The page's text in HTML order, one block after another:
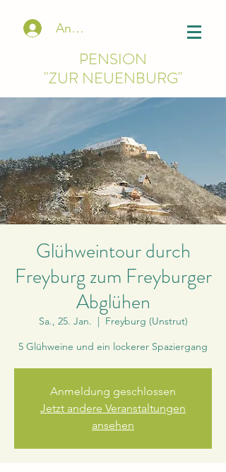
Anmelden
PENSION
"ZUR NEUENBURG"
Glühweintour durch
Freyburg zum Freyburger
Abglühen
Sa., 25. Jan.
  |
Freyburg (Unstrut)
5 Glühweine und ein lockerer Spaziergang
Anmeldung geschlossen
Jetzt andere Veranstaltungen
ansehen